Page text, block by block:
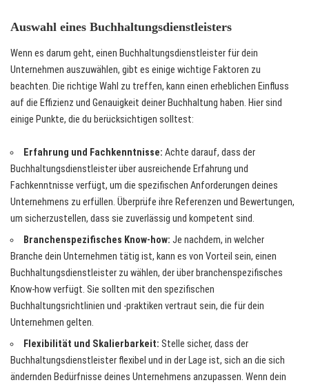
Auswahl eines Buchhaltungsdienstleisters
Wenn es darum geht, einen Buchhaltungsdienstleister für dein
Unternehmen auszuwählen, gibt es einige wichtige Faktoren zu
beachten. Die richtige Wahl zu treffen, kann einen erheblichen Einfluss
auf die Effizienz und Genauigkeit deiner Buchhaltung haben. Hier sind
einige Punkte, die du berücksichtigen solltest:
Erfahrung und Fachkenntnisse: Achte darauf, dass der
Buchhaltungsdienstleister über ausreichende Erfahrung und
Fachkenntnisse verfügt, um die spezifischen Anforderungen deines
Unternehmens zu erfüllen. Überprüfe ihre Referenzen und Bewertungen,
um sicherzustellen, dass sie zuverlässig und kompetent sind.
Branchenspezifisches Know-how: Je nachdem, in welcher
Branche dein Unternehmen tätig ist, kann es von Vorteil sein, einen
Buchhaltungsdienstleister zu wählen, der über branchenspezifisches
Know-how verfügt. Sie sollten mit den spezifischen
Buchhaltungsrichtlinien und -praktiken vertraut sein, die für dein
Unternehmen gelten.
Flexibilität und Skalierbarkeit: Stelle sicher, dass der
Buchhaltungsdienstleister flexibel und in der Lage ist, sich an die sich
ändernden Bedürfnisse deines Unternehmens anzupassen. Wenn dein